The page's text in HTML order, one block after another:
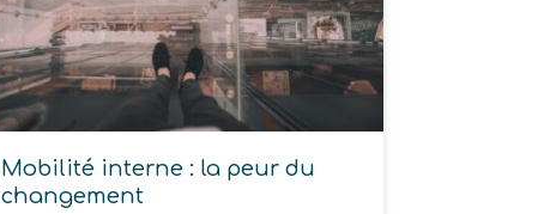
Mobilité interne : la peur du
changement